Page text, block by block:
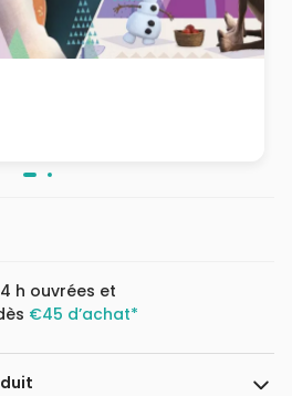
h ouvrées et
€45 d’achat*